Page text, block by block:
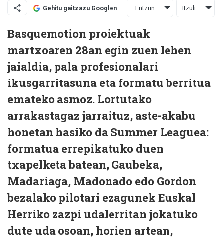
Gehitu gaitzazu Googlen Entzun Itzuli
Basquemotion proiektuak
martxoaren 28an egin zuen lehen
jaialdia, pala profesionalari
ikusgarritasuna eta formatu berritua
emateko asmoz. Lortutako
arrakastagaz jarraituz, aste-akabu
honetan hasiko da Summer Leaguea:
formatua errepikatuko duen
txapelketa batean, Gaubeka,
Madariaga, Madonado edo Gordon
bezalako pilotari ezagunek Euskal
Herriko zazpi udalerritan jokatuko
dute uda osoan, horien artean,